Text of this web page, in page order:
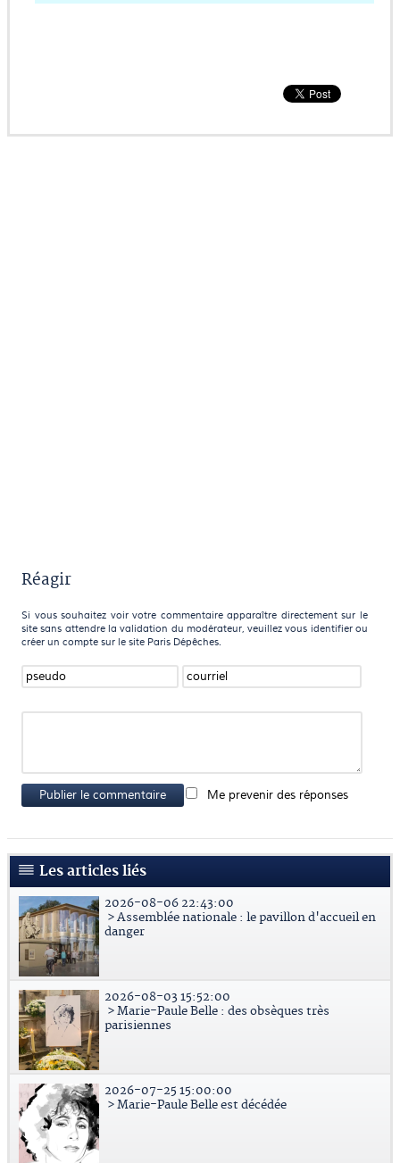
Réagir
Si vous souhaitez voir votre commentaire apparaître directement sur le
site sans attendre la validation du modérateur, veuillez vous identifier ou
créer un compte sur le site Paris Dépêches.
Publier le commentaire Me prevenir des réponses
Les articles liés
2026-08-06 22:43:00
> Assemblée nationale : le pavillon d'accueil en
danger
2026-08-03 15:52:00
> Marie-Paule Belle : des obsèques très
parisiennes
2026-07-25 15:00:00
> Marie-Paule Belle est décédée